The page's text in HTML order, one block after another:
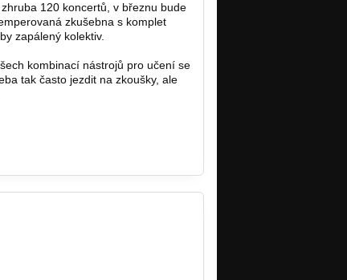
120 koncertů, v březnu bude
zkušebna s komplet
zapálený kolektiv.
kombinací nástrojů pro učení se
tak často jezdit na zkoušky, ale